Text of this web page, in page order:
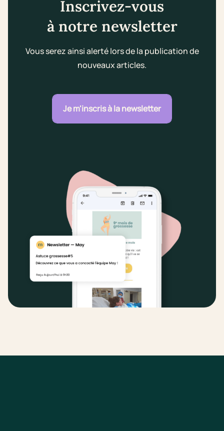
Inscrivez-vous
à notre newsletter
Vous serez ainsi alerté lors de la publication de
nouveaux articles.
Je m'inscris à la newsletter